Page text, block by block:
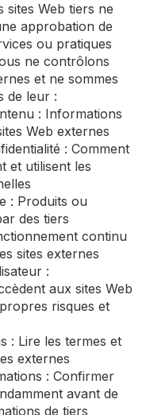
sites Web tiers ne
approbation de
ou pratiques
ne contrôlons
et ne sommes
de leur :
: Informations
Web externes
: Comment
et utilisent les
: Produits ou
des tiers
continu
sites externes
:
aux sites Web
risques et
: Lire les termes et
externes
: Confirmer
avant de
de tiers